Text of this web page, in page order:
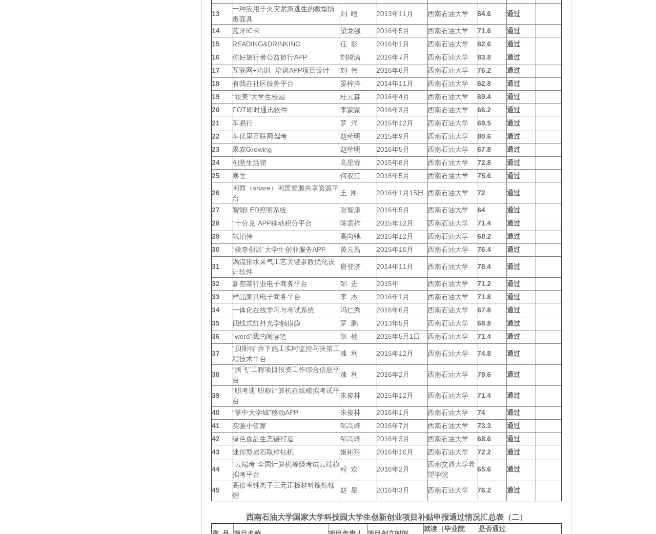
13
一种应用于火灾紧急逃生的微型防
毒面具
刘 晗 2013年11月 西南石油大学 84.6 通过
14 蓝牙IC卡 梁龙强 2016年5月 西南石油大学 71.6
通过
15
READING&DRINKING 任 影 2016年1月 西南石油大学 82.6
通过
16
你好旅行者公益旅行APP 刘竣潇 2016年7月 西南石油大学 83.8
通过
17
互联网+培训--培训APP项目设计 刘 伟 2016年6月 西南石油大学 76.2
通过
18
有我在社区服务平台 晏梓洋 2014年11月 西南石油大学 62.8
通过
19
“妆美”大学生校园 桂元森 2016年4月 西南石油大学 69.4
通过
20
FOT即时通讯软件 李蒙蒙 2016年3月 西南石油大学 66.2
通过
21
车易行 罗 洋 2015年12月 西南石油大学 69.5
通过
22
车优里互联网驾考 赵荦明 2015年9月 西南石油大学 80.6
通过
23
果农Growing 赵荦明 2016年5月 西南石油大学 67.8
通过
24
创意生活馆 高星蓉 2015年8月 西南石油大学 72.8
通过
25
寒舍 何双江 2016年5月 西南石油大学 75.6 通过
26
闲而（share）闲置资源共享资源平
台
王 刚 2016年1月15日 西南石油大学 72 通过
27 智能LED照明系统 张智康 2016年5月 西南石油大学 64
通过
28
“十分兑”APP移动积分平台 陈雲祚 2015年12月 西南石油大学 71.4
通过
29
轼泊停 高向驰 2015年12月 西南石油大学 68.2
通过
30
“桃李创派”大学生创业服务APP 黄云昌 2015年10月 西南石油大学 76.4 通过
31
涡流排水采气工艺关键参数优化设
计软件
唐登济 2014年11月 西南石油大学 78.4 通过
32 新都茶行业电子商务平台 邹 进 2015年 西南石油大学 71.2
通过
33
样品家具电子商务平台 李 杰 2016年1月 西南石油大学 71.8
通过
34
一体化在线学习与考试系统 冯仁秀 2016年6月 西南石油大学 67.8
通过
35
四线式红外光学触摸膜 罗 鹏 2013年5月 西南石油大学 68.8
通过
36
“word”我的阅读笔 张 楠 2016年5月1日 西南石油大学 71.4 通过
37
“贝斯特”井下施工实时监控与决策工
程技术平台
漆 利 2015年12月 西南石油大学 74.8 通过
38
“腾飞”工程项目投资工作综合信息平
台
漆 利 2016年2月 西南石油大学 79.6 通过
39
“职考通”职称计算机在线模拟考试平
台
朱俊林 2015年12月 西南石油大学 71.4 通过
40 “掌中大学城”移动APP 朱俊林 2016年1月 西南石油大学 74
通过
41
实验小管家 邹高峰 2016年7月 西南石油大学 73.3
通过
42
绿色食品生态链打造 邹高峰 2016年3月 西南石油大学 68.6
通过
43
迷你型岩石取样钻机 姬彬翔 2016年10月 西南石油大学 72.2 通过
44
“云端考”全国计算机等级考试云端模
拟考平台
程 欢 2016年2月
西南交通大学希
望学院
65.6 通过
45
高倍率锂离子三元正极材料镍钴锰
锂
赵 星 2016年3月 西南石油大学 76.2 通过
西南石油大学国家大学科技园大学生创新创业项目补贴申报通过情况汇总表（二）
就读（毕业院
是否通过